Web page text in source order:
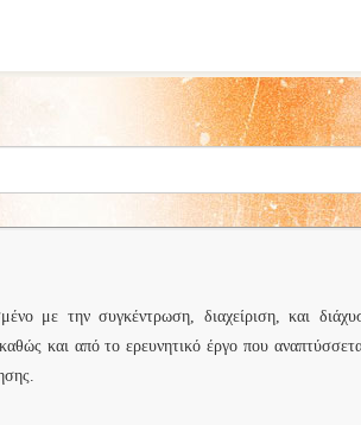
με την συγκέντρωση, διαχείριση, και
και από το ερευνητικό έργο που